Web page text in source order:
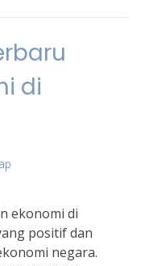
di
ekonomi di
positif dan
negara.